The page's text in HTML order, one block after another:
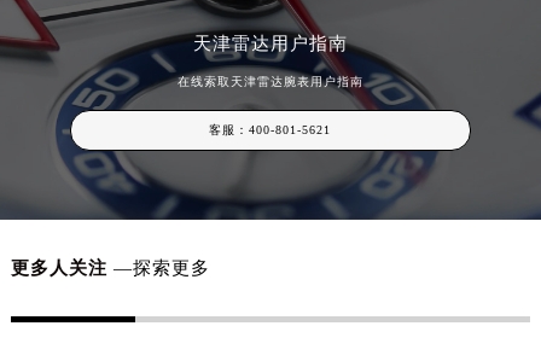
天津雷达用户指南
在线索取天津雷达腕表用户指南
客服：400-801-5621
更多人关注 —探索更多